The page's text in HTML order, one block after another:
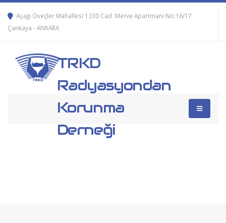
Aşağı Öveçler Mahallesi 1330 Cad. Merve Apartmanı No:16/17
Çankaya - ANKARA
TRKD
Radyasyondan
Korunma
Derneği